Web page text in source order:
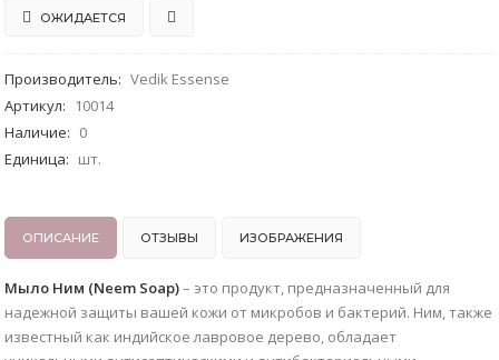
ОЖИДАЕТСЯ
Производитель: Vedik Essense
Артикул:
10014
Наличие: 0
Единица: шт.
ОПИСАНИЕ ОТЗЫВЫ ИЗОБРАЖЕНИЯ
Мыло Ним (Neem Soap)– это продукт, предназначенный для
надежной защиты вашей кожи от микробов и бактерий. Ним, также
известный как индийское лавровое дерево, обладает